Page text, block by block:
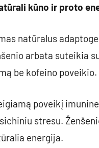
kūno ir proto
natūralus
arbata suteikia
be kofeino poveikio.
poveikį
stresu.
energija.